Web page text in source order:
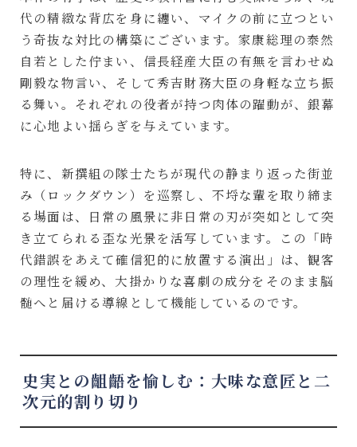
代の精緻な背広を身に纏い、マイクの前に立つとい
う奇抜な対比の構築にございます。家康総理の泰然
自若とした佇まい、信長経産大臣の有無を言わせぬ
剛毅な物言い、そして秀吉財務大臣の身軽な立ち振
る舞い。それぞれの役者が持つ肉体の躍動が、銀幕
に心地よい揺らぎを与えています。
特に、新撰組の隊士たちが現代の静まり返った街並
み（ロックダウン）を巡察し、不埒な輩を取り締ま
る場面は、日常の風景に非日常の刃が突如として突
き立てられる歪な光景を活写しています。この「時
代錯誤をあえて確信犯的に放置する演出」は、観客
の理性を緩め、大掛かりな喜劇の成分をそのまま脳
髄へと届ける導線として機能しているのです。
史実との齟齬を愉しむ：大味な意匠と二
次元的割り切り